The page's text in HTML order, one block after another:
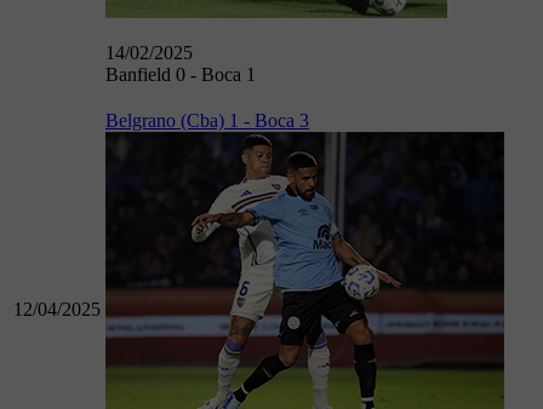
14/02/2025
Banfield 0 - Boca 1
12/04/2025
Belgrano (Cba) 1 - Boca 3